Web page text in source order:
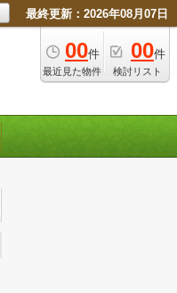
最終更新：2026年08月07日
00件
最近見た物件
00件
検討リスト